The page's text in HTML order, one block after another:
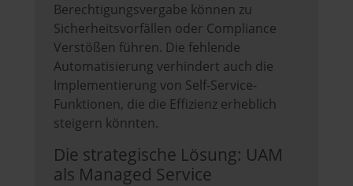
Berechtigungsvergabe können zu
Sicherheitsvorfällen oder Compliance
Verstößen führen. Die fehlende
Automatisierung verhindert auch die
Implementierung von Self-Service-
Funktionen, die die Effizienz erheblich
steigern könnten.
Die strategische Lösung: UAM
als Managed Service